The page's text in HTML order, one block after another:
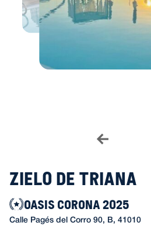
Zielo de Triana
OASIS CORONA 2025
Calle Pagés del Corro 90, B, 41010